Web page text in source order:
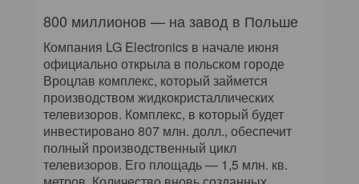
800 миллионов — на завод в Польше
Компания LG Electronics в начале июня
официально открыла в польском городе
Вроцлав комплекс, который займется
производством жидкокристаллических
телевизоров. Комплекс, в который будет
инвестировано 807 млн. долл., обеспечит
полный производственный цикл
телевизоров. Его площадь — 1,5 млн. кв.